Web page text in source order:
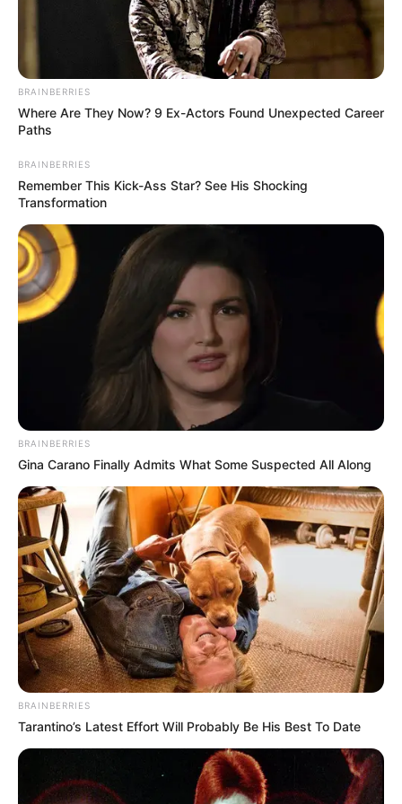
FILM
Sinopsis Close Game: Reserved
BRAINBERRIES
Where Are They Now? 9 Ex-Actors Found Unexpected Career
Paths
BRAINBERRIES
Remember This Kick-Ass Star? See His Shocking
Transformation
BRAINBERRIES
Gina Carano Finally Admits What Some Suspected All Along
BRAINBERRIES
Tarantino’s Latest Effort Will Probably Be His Best To Date